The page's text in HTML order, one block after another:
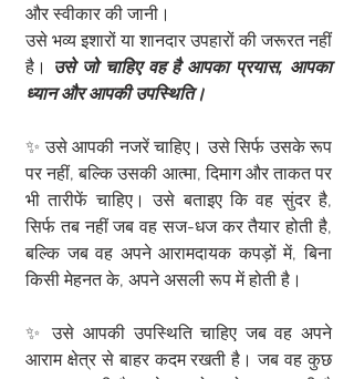
और स्वीकार की जानी।
उसे भव्य इशारों या शानदार उपहारों की जरूरत नहीं
है।
उसे जो चाहिए वह है आपका प्रयास, आपका
ध्यान और आपकी उपस्थिति।
✨ उसे आपकी नजरें चाहिए। उसे सिर्फ उसके रूप
पर नहीं, बल्कि उसकी आत्मा, दिमाग और ताकत पर
भी तारीफें चाहिए। उसे बताइए कि वह सुंदर है,
सिर्फ तब नहीं जब वह सज-धज कर तैयार होती है,
बल्कि जब वह अपने आरामदायक कपड़ों में, बिना
किसी मेहनत के, अपने असली रूप में होती है।
✨ उसे आपकी उपस्थिति चाहिए जब वह अपने
आराम क्षेत्र से बाहर कदम रखती है। जब वह कुछ